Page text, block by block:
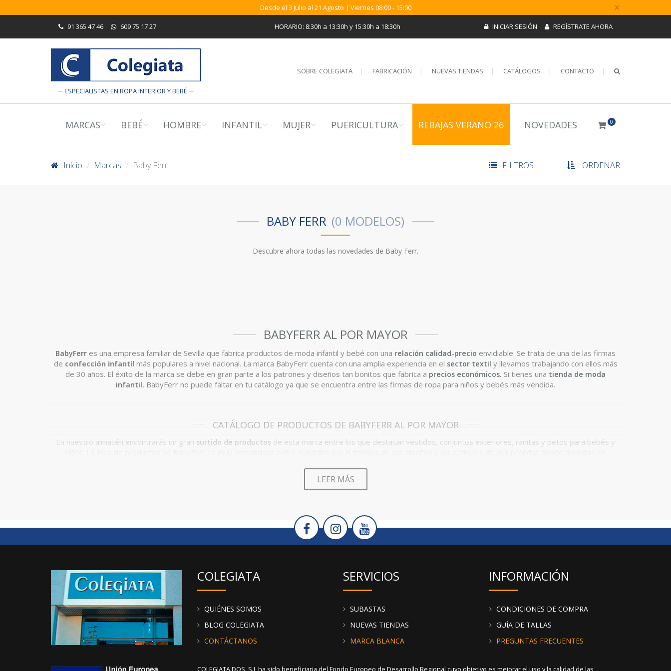
Desde el 3 Julio al 21 Agosto | Viernes 08:00 - 15:00 ×
91 365 47 46 609 75 17 27 HORARIO: 8:30h a 13:30h y 15:30h a 18:30h INICIAR SESIÓN REGÍSTRATE AHORA
ESPECIALISTAS EN ROPA INTERIOR Y BEBÉ
SOBRE COLEGIATA FABRICACIÓN NUEVAS TIENDAS CATÁLOGOS CONTACTO
MARCAS BEBÉ HOMBRE INFANTIL MUJER PUERICULTURA REBAJAS VERANO 26 NOVEDADES 0
Inicio Marcas Baby Ferr FILTROS ORDENAR
BABY FERR
Descubre ahora todas las novedades de Baby Ferr.
BABYFERR AL POR MAYOR
BabyFerr es una empresa familiar de Sevilla que fabrica productos de moda infantil y bebé con una relación calidad-precioenvidiable. Se trata de una de las firmas
de confección infantil más populares a nivel nacional. La marca BabyFerr cuenta con una amplia experiencia en el sector textil y llevamos trabajando con ellos más
de 30 años. El éxito de la marca se debe en gran parte a los patrones y diseños tan bonitos que fabrica a precios económicos.Si tienes unatienda de moda
infantil , BabyFerr no puede faltar en tu catálogo ya que se encuentra entre las firmas de ropa para niños y bebés más vendida.
CATÁLOGO DE PRODUCTOS DE BABYFERR AL POR MAYOR
En nuestro almacén encontrarás un gran surtido de productos de esta marca entre los que destacan vestidos, conjuntos exteriores, ranitas y petos para bebés y
conjuntos de niño con el mismo estampado. De esta forma, los clientes podrán comprar varios artículos a juego, algo que ahora está muy de moda ya que a muchos
padres les gusta vestir a los hermanos de forma similar.
. Dentro de la ficha de cada conjunto o vestido, encontrarás una foto general del artículo y un detalle del estampado para que puedas
apreciarlo mejor. Al tratarse de prendas infantiles, todas incluyen la composición para que puedas valorar el tipo de tejido del que están compuestos los productos.
LEER MÁS
COLEGIATA
QUIÉNES SOMOS
BLOG COLEGIATA
CONTÁCTANOS
SERVICIOS
SUBASTAS
NUEVAS TIENDAS
MARCA BLANCA
INFORMACIÓN
CONDICIONES DE COMPRA
GUÍA DE TALLAS
PREGUNTAS FRECUENTES
COLEGIATA DOS, S.L ha sido beneficiaria del Fondo Europeo de Desarrollo Regional cuyo objetivo es mejorar el uso y la calidad de las